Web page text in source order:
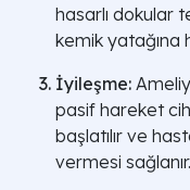
hasarlı dokular
kemik yatağına
İyileşme:
pasif hareket
başlatılır ve
vermesi sağlanır.